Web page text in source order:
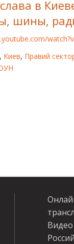
FIGHT FOR FREEDOM
в
шины,
, Киев, Правий
Видео